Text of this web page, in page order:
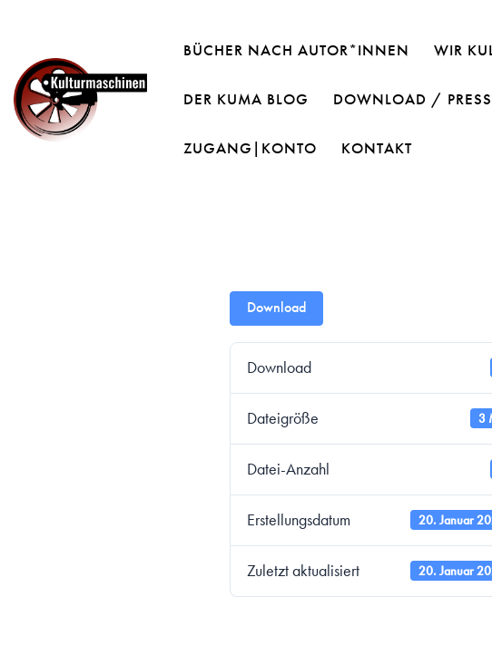
BÜCHER NACH AUTOR*INNEN WIR
DER KUMA BLOG DOWNLOAD /
ZUGANG|KONTO KONTAKT
Download
Download
Dateigröße 3
Datei-Anzahl
Erstellungsdatum 20. Januar
Zuletzt aktualisiert 20. Januar